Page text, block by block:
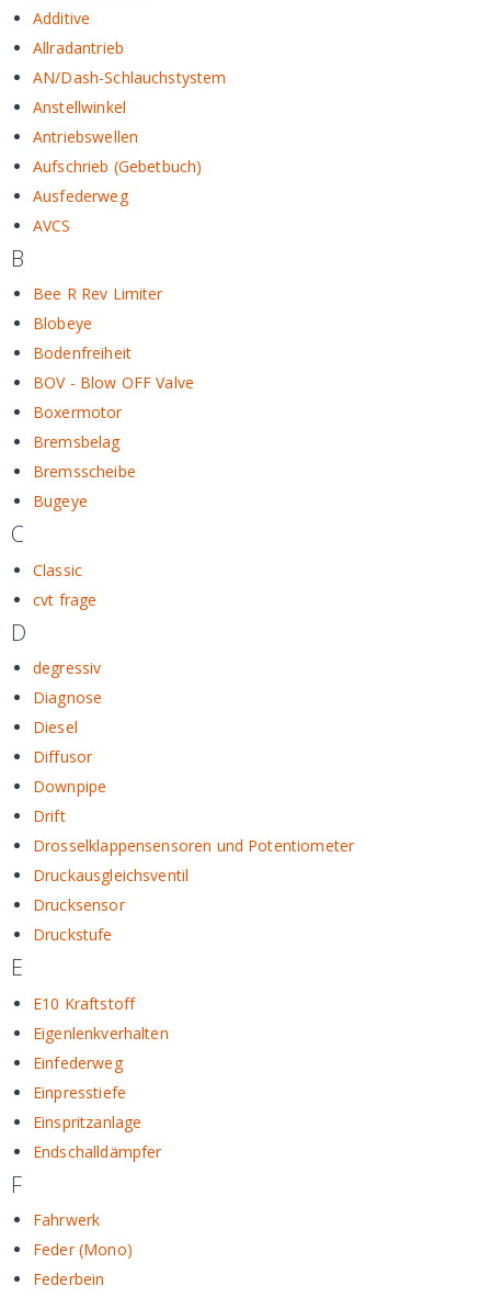
Additive
Allradantrieb
AN/Dash-Schlauchstystem
Anstellwinkel
Antriebswellen
Aufschrieb (Gebetbuch)
Ausfederweg
AVCS
B
Bee R Rev Limiter
Blobeye
Bodenfreiheit
BOV - Blow OFF Valve
Boxermotor
Bremsbelag
Bremsscheibe
Bugeye
C
Classic
cvt frage
D
degressiv
Diagnose
Diesel
Diffusor
Downpipe
Drift
Drosselklappensensoren und Potentiometer
Druckausgleichsventil
Drucksensor
Druckstufe
E
E10 Kraftstoff
Eigenlenkverhalten
Einfederweg
Einpresstiefe
Einspritzanlage
Endschalldämpfer
F
Fahrwerk
Feder (Mono)
Federbein